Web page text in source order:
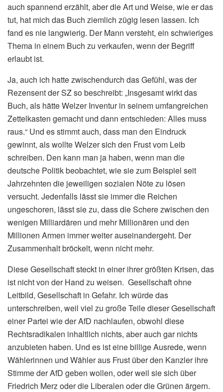
auch spannend erzählt, aber die Art und Weise, wie er das
tut, hat mich das Buch ziemlich zügig lesen lassen. Ich
fand es nie langwierig. Der Mann versteht, ein schwieriges
Thema in einem Buch zu verkaufen, wenn der Begriff
erlaubt ist.
Ja, auch ich hatte zwischendurch das Gefühl, was der
Rezensent der SZ so beschreibt: „Insgesamt wirkt das
Buch, als hätte Welzer Inventur in seinem umfangreichen
Zettelkasten gemacht und dann entschieden: Alles muss
raus.“ Und es stimmt auch, dass man den Eindruck
gewinnt, als wollte Welzer sich den Frust vom Leib
schreiben. Den kann man ja haben, wenn man die
deutsche Politik beobachtet, wie sie zum Beispiel seit
Jahrzehnten die jeweiligen sozialen Nöte zu lösen
versucht. Jedenfalls lässt sie immer die Reichen
ungeschoren, lässt sie zu, dass die Schere zwischen den
wenigen Milliardären und mehr Millionären und den
Millionen Armen immer weiter auseinandergeht. Der
Zusammenhalt bröckelt, wenn nicht mehr.
Diese Gesellschaft steckt in einer ihrer größten Krisen, das
ist nicht von der Hand zu weisen. Gesellschaft ohne
Leitbild, Gesellschaft in Gefahr. Ich würde das
unterschreiben, weil viel zu große Teile dieser Gesellschaft
einer Partei wie der AfD nachlaufen, obwohl diese
Rechtsradikalen inhaltlich nichts, aber auch gar nichts
anzubieten haben. Und es ist eine billige Ausrede, wenn
Wählerinnen und Wähler aus Frust über den Kanzler ihre
Stimme der AfD geben wollen, oder weil sie sich über
Friedrich Merz oder die Liberalen oder die Grünen ärgern.